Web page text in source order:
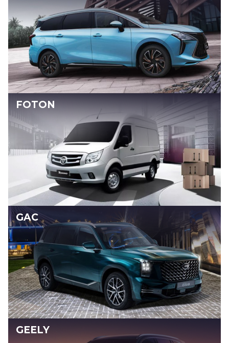
FOTON
GAC
GEELY